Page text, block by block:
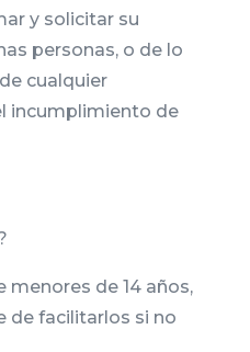
y solicitar su
personas, o de lo
cualquier
incumplimiento de
de 14 años,
de facilitarlos si no